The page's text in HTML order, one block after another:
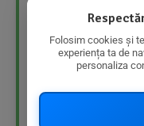
Fără lactoză
Vegan
Folosim cookies și
experiența ta de
personaliza